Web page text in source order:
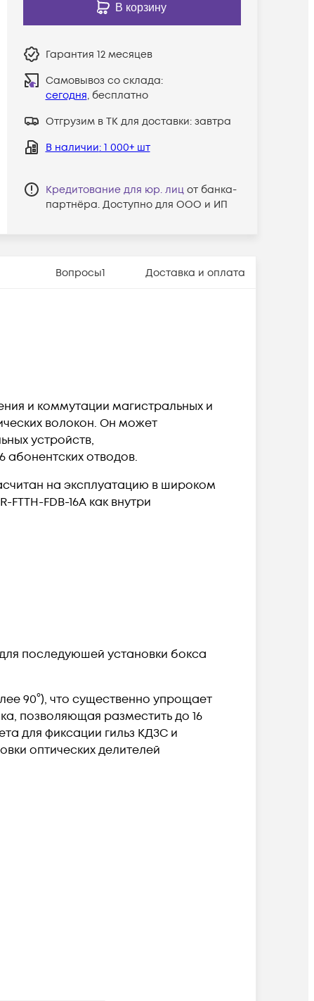
В корзину
Гарантия 12 месяцев
Самовывоз со склада:
сегодня, бесплатно
Отгрузим в ТК для доставки: завтра
В наличии: 1 000+ шт
Кредитование для юр. лиц от банка-
партнёра. Доступно для ООО и ИП
Вопросы1 Доставка и оплата
и коммутации магистральных и
волокон. Он может
устройств,
абонентских отводов.
на эксплуатацию в широком
FDB-16A как внутри
последуюшей установки бокса
90°), что существенно упрощает
позволяющая разместитьдо 16
для фиксации гильз КДЗС и
оптических делителей